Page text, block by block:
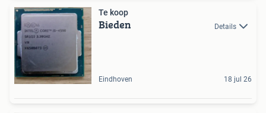
Te koop
Bieden Details
Eindhoven 18 jul 26